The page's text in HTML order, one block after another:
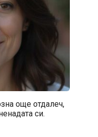
още отдалеч,
си.